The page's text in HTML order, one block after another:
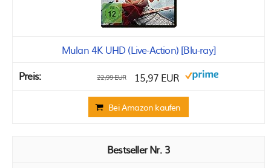
Mulan 4K UHD (Live-Action) [Blu-ray]
22,99 EUR 15,97 EUR
Bei Amazon kaufen
3